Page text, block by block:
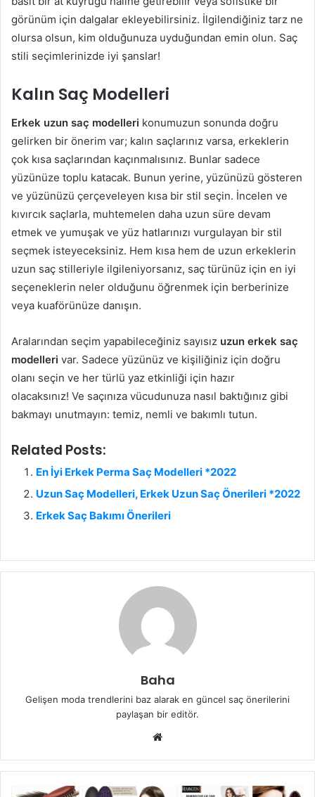
görünüm için dalgalar ekleyebilirsiniz. İlgilendiğiniz tarz ne
olursa olsun, kim olduğunuza uyduğundan emin olun. Saç
stili seçimlerinizde iyi şanslar!
Kalın Saç Modelleri
Erkek uzun saç modelleri konumuzun sonunda doğru
gelirken bir önerim var; kalın saçlarınız varsa, erkeklerin
çok kısa saçlarından kaçınmalısınız. Bunlar sadece
yüzünüze toplu katacak. Bunun yerine, yüzünüzü gösteren
ve yüzünüzü çerçeveleyen kısa bir stil seçin. İncelen ve
kıvırcık saçlarla, muhtemelen daha uzun süre devam
etmek ve yumuşak ve yüz hatlarınızı vurgulayan bir stil
seçmek isteyeceksiniz. Hem kısa hem de uzun erkeklerin
uzun saç stilleriyle ilgileniyorsanız, saç türünüz için en iyi
seçeneklerin neler olduğunu öğrenmek için berberinize
veya kuaförünüze danışın.
Aralarından seçim yapabileceğiniz sayısız uzun erkek saç
modelleri var. Sadece yüzünüz ve kişiliğiniz için doğru
olanı seçin ve her türlü yaz etkinliği için hazır
olacaksınız! Ve saçınıza vücudunuza nasıl baktığınız gibi
bakmayı unutmayın: temiz, nemli ve bakımlı tutun.
Related Posts:
En İyi Erkek Perma Saç Modelleri *2022
Uzun Saç Modelleri, Erkek Uzun Saç Önerileri *2022
Erkek Saç Bakımı Önerileri
Baha
Gelişen moda trendlerini baz alarak en güncel saç önerilerini
paylaşan bir editör.
Web